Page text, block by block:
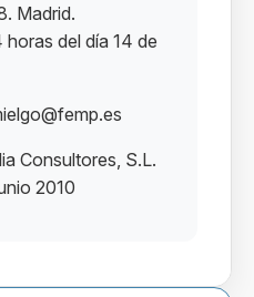
Madrid.
horas del día 14 de
Consultores, S.L.
2010